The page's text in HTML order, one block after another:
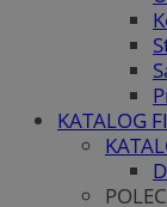
KATALOG